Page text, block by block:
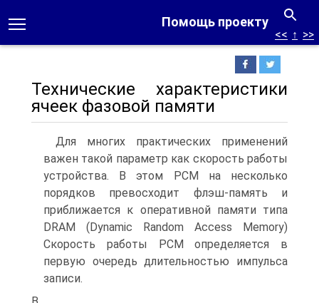
Помощь проекту
<< ↑ >>
Технические характеристики
ячеек фазовой памяти
Для многих практических применений
важен такой параметр как скорость работы
устройства. В этом PCM на несколько
порядков превосходит флэш-память и
приближается к оперативной памяти типа
DRAM (Dynamic Random Access Memory)
Скорость работы PCM определяется в
первую очередь длительностью импульса
записи.